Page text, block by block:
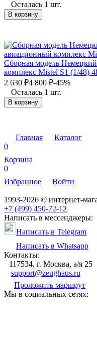
Осталась 1 шт.
В корзину
Сборная модель
комплекс Mistel S1 (1/48)
2 630 ₽4 800 ₽-45%
Осталась 1 шт.
В корзину
Главная
Каталог
0
Корзина
0
Избранное
Войти
1993-2026 © интернет-
+7 (499) 450-72-12
Написать в мессенджеры:
Написать в Telegram
Написать в Whatsapp
Контакты:
117534, г. Москва, а/я 25
support@zeughaus.ru
Проложить маршрут
Мы в социальных сетях: